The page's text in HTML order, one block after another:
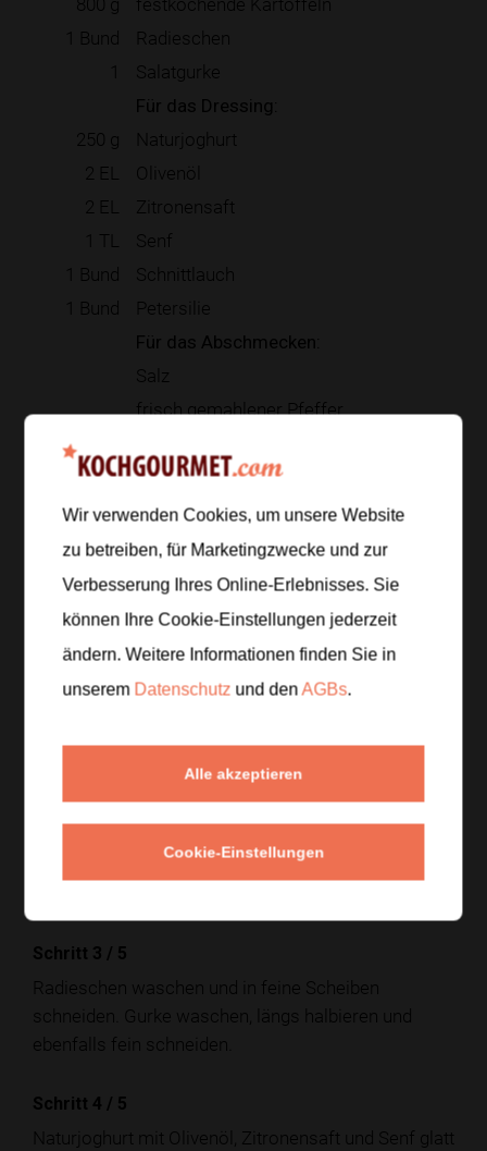
1 Bund
Radieschen
1
Salatgurke
Für das Dressing:
250 g
Naturjoghurt
2 EL
Olivenöl
2 EL
Zitronensaft
1 TL
Senf
1 Bund
Schnittlauch
1 Bund Petersilie
Für das Abschmecken:
Salz
frisch gemahlener Pfeffer
Zur Einkaufsliste hinzufügen
Zubereitung
Schritt 1/5
Kartoffeln gründlich waschen und in Salzwasser je
Danach abgießen und ausdampfen lassen.
Schritt 2/5
schneiden. Vollständig abkühlen lassen, damit der
Schritt 3 / 5
Radieschen waschen und in feine Scheiben
schneiden. Gurke waschen, längs halbieren und
ebenfalls fein schneiden.
Schritt 4 / 5
Naturjoghurt mit Olivenöl, Zitronensaft und Senf glatt
Wir verwenden Cookies, um unsere Website
zu betreiben, für Marketingzwecke und zur
Verbesserung Ihres Online-Erlebnisses. Sie
können Ihre Cookie-Einstellungen jederzeit
ändern. Weitere Informationen finden Sie in
unserem Datenschutz und denAGBs.
Alle akzeptieren
Cookie-Einstellungen